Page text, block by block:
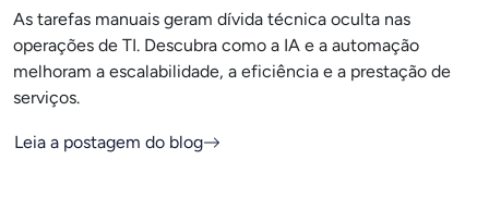
As tarefas manuais geram dívida técnica oculta nas
operações de TI. Descubra como a IA e a automação
melhoram a escalabilidade, a eficiência e a prestação de
serviços.
Leia a postagem do blog